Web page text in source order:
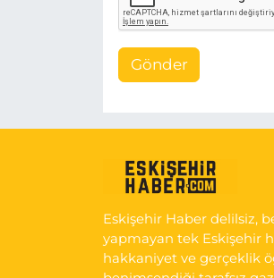
Gönder
Eskişehir Haber delilsiz,
yapmayan tek Eskişehir
hakkaniyet ve gerçeklik